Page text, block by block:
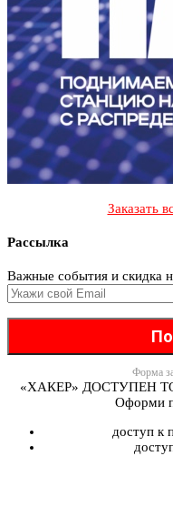
Заказать
Рассылка
Важные события и скидка
Форма
«ХАКЕР» ДОСТУПЕН
Оформи
доступ к